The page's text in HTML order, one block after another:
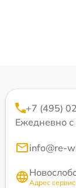
+7 (495)
Ежедневно
info@re-
Адрес